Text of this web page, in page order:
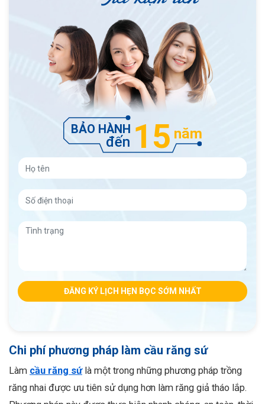
ĐĂNG KÝ LỊCH HẸN BỌC SỚM NHẤT
Chi phí phương pháp làm cầu răng sứ
Làm cầu răng sứlà một trong những phương pháp trồng
răng nhai được ưu tiên sử dụng hơn làm răng giả tháo lắp.